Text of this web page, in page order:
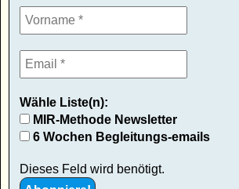
Wähle Liste(n):
MIR-Methode Newsletter
6 Wochen Begleitungs-emails
Dieses Feld wird benötigt.